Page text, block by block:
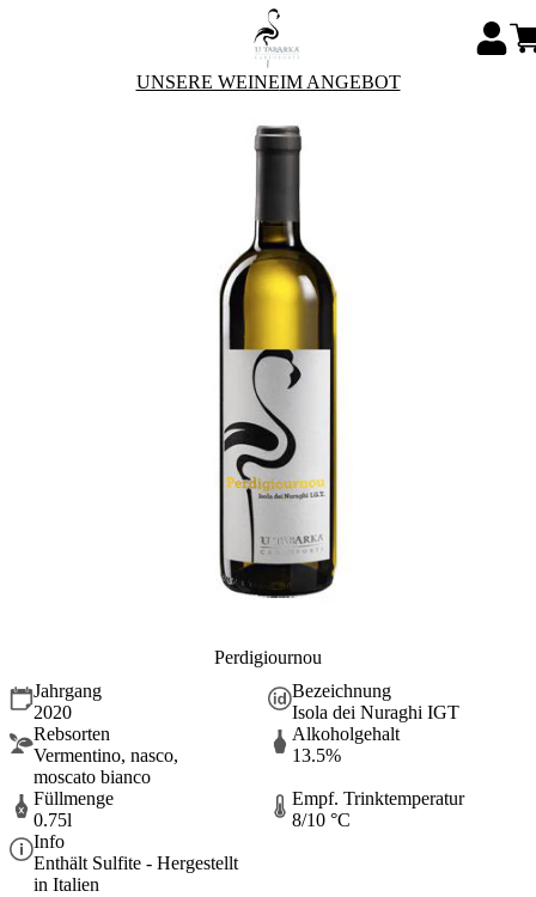
UNSERE WEINEIM ANGEBOT
Perdigiournou
Jahrgang
2020
Bezeichnung
Isola dei Nuraghi IGT
Rebsorten
Vermentino, nasco,
moscato bianco
Alkoholgehalt
13.5%
Füllmenge
0.75l
Empf. Trinktemperatur
8/10 °C
Info
Enthält Sulfite - Hergestellt
in Italien